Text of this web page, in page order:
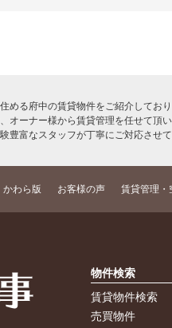
める府中の賃貸物件をご紹介してお
オーナー様から賃貸管理を任せて頂
豊富なスタッフが丁寧にご対応させ
かわら版 お客様の声 賃貸管理・
物件検索
賃貸物件検索
売買物件